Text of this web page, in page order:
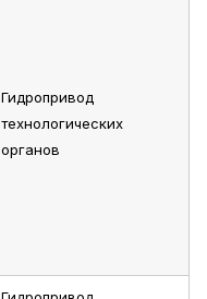
Гидропривод
технологических
органов